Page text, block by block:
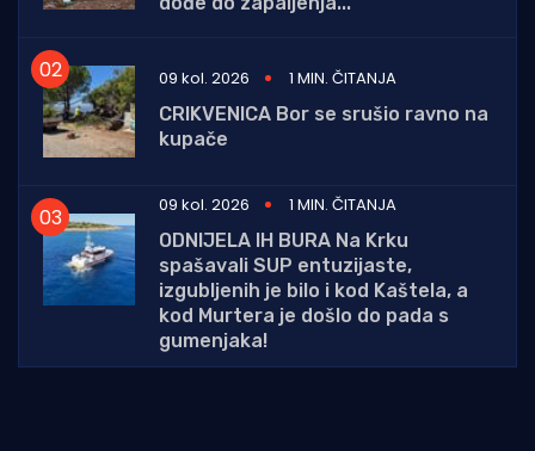
09 kol. 2026
1 MIN. ČITANJA
CRIKVENICA Bor se srušio ravno na
kupače
09 kol. 2026
1 MIN. ČITANJA
ODNIJELA IH BURA Na Krku
spašavali SUP entuzijaste,
izgubljenih je bilo i kod Kaštela, a
kod Murtera je došlo do pada s
gumenjaka!